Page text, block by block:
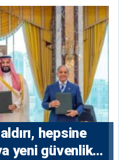
hepsine
yeni güvenlik